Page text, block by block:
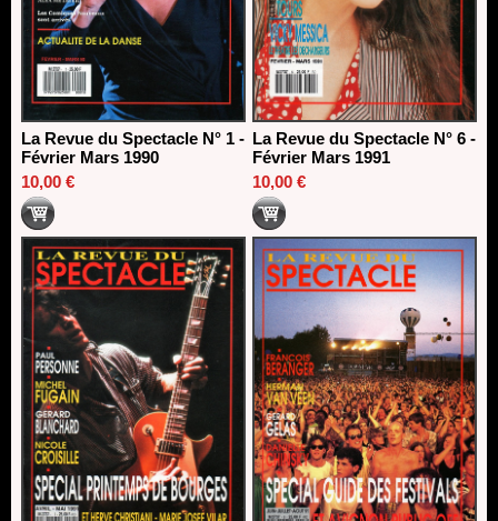
La Revue du Spectacle N° 1 -
Février Mars 1990
10,00 €
La Revue du Spectacle N° 6 -
Février Mars 1991
10,00 €